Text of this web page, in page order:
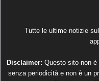
Tutte le ultime notizie
Disclaimer: Questo sito non
senza periodicità e non è un